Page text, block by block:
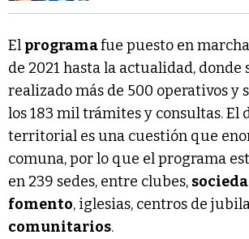
El programafue puesto en
de 2021 hasta la actualidad, donde
realizado más de 500 operativos y
los 183 mil trámites y consultas. El
territorial es una cuestión que
comuna, por lo que el programa
en 239 sedes, entre clubes,
fomento, iglesias, centros de
comunitarios.